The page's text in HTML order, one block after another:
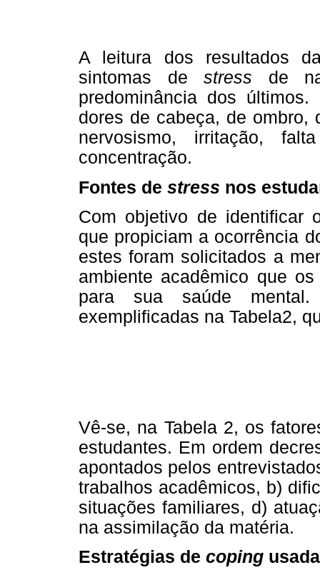
A leitura dos resultados
sintomas de stress de
predominância dos
dores de cabeça, de
nervosismo, irritação,
concentração.
Fontes de stress nos
Com objetivo de identificar
que propiciam a ocorrência
estes foram solicitados a
ambiente acadêmico que
para sua saúde mental.
exemplificadas na Tabela2,
Vê-se, na Tabela 2, os
estudantes. Em ordem
apontados pelos
trabalhos acadêmicos, b)
situações familiares, d)
na assimilação da matéria.
Estratégias de coping